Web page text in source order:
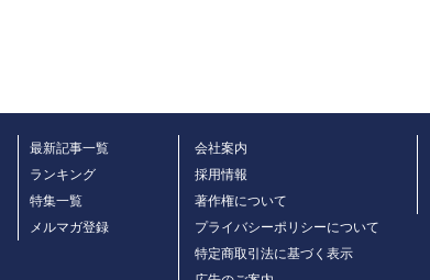
最新記事一覧
ランキング
特集一覧
メルマガ登録
会社案内
採用情報
著作権について
プライバシーポリシーについて
特定商取引法に基づく表示